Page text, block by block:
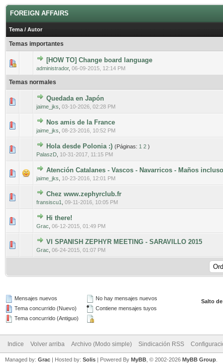
FOREIGN AFFAIRS
Tema / Autor
Temas importantes
[HOW TO] Change board language
administrador, 06-09-2015, 12:14 PM
0 voto(s) - Media 0 de 5
12345
Temas normales
Quedada en Japón
jaime_jks 03-10-2026, 02:28 PM
0 voto(s) - Media 0 de 5
1
Nos amis de la France
jaime_jks 08-23-2016, 10:52 PM
0 voto(s) - Media 0 de 5
123
Hola desde Polonia :) (Páginas: 1 2 )
PalaszD 10-31-2017, 11:15 PM
0 voto(s) - Media 0 de 5
1 2345
Atención Catalanes - Vascos - Navarricos - Maños
jaime_jks 10-23-2016, 12:01 PM
0 voto(s) - Media 0 de 5
1 2 345
Chez www.zephyrclub.fr
fransiscu1 09-11-2016, 10:05 PM
0 voto(s) - Media 0 de 5
12345
Hi there!
Grac 06-12-2015, 01:49 PM
0 voto(s) - Media 0 de 5
VI SPANISH ZEPHYR MEETING - SARAVILLO 2015
Grac 06-24-2015, 01:07 PM
0 voto(s) - Media 0 de 5
1 2345
Mensajes nuevos
Tema concurrido (Nuevo)
Tema concurrido (Antiguo)
No hay mensajes nuevos
Contiene mensajes tuyos
Salto
Indice Volver arriba Archivo (Modo simple) Sindicación RSS
Managed by: Grac | Hosted by: Solis | Powered By MyBB , © 2002-2026 MyBB Group